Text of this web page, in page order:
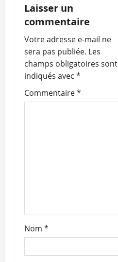
i
o
n
d
’
l
e
Laisser un
commentaire
Votre adresse e-mail ne
sera pas publiée. Les
champs obligatoires sont
indiqués avec *
Commentaire*
Nom *